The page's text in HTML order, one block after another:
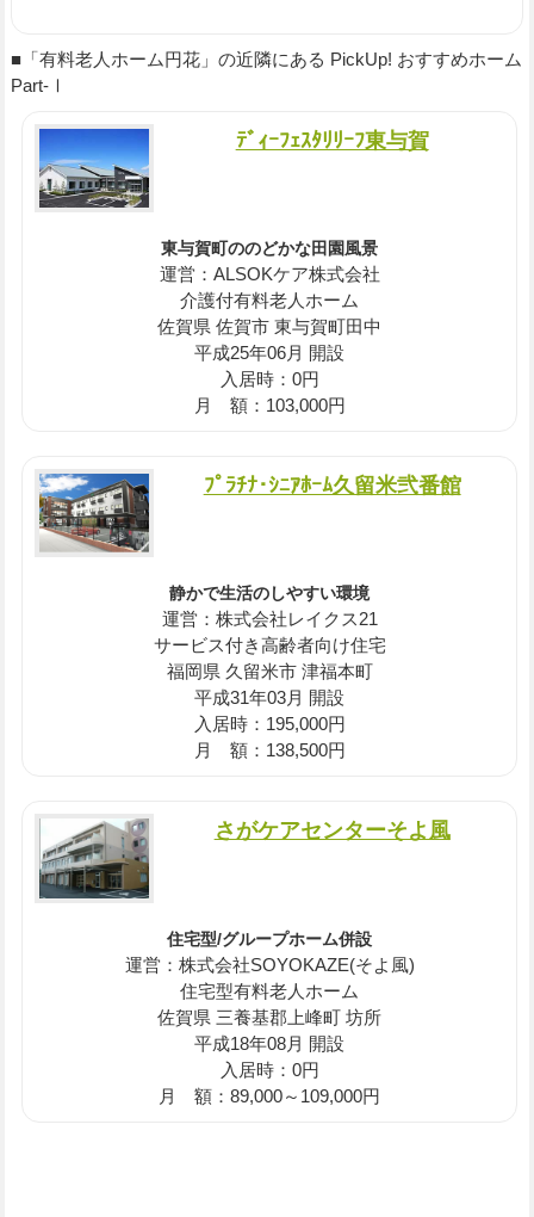
■「有料老人ホーム円花」の近隣にある PickUp! おすすめホーム
Part-Ⅰ
ﾃﾞｨｰﾌｪｽﾀﾘﾘｰﾌ東与賀
東与賀町ののどかな田園風景
運営：ALSOKケア株式会社
介護付有料老人ホーム
佐賀県 佐賀市 東与賀町田中
平成25年06月 開設
入居時：0円
月 額：103,000円
ﾌﾟﾗﾁﾅ･ｼﾆｱﾎｰﾑ久留米弐番館
静かで生活のしやすい環境
運営：株式会社レイクス21
サービス付き高齢者向け住宅
福岡県 久留米市 津福本町
平成31年03月 開設
入居時：195,000円
月 額：138,500円
さがケアセンターそよ風
住宅型/グループホーム併設
運営：株式会社SOYOKAZE(そよ風)
住宅型有料老人ホーム
佐賀県 三養基郡上峰町 坊所
平成18年08月 開設
入居時：0円
月 額：89,000～109,000円